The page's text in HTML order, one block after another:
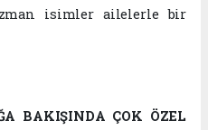
isimler ailelerle bir
BAKIŞINDA ÇOK ÖZEL